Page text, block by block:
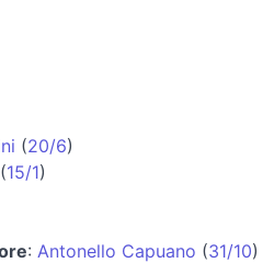
(20/6)
(15/1)
: Antonello Capuano (31/10)